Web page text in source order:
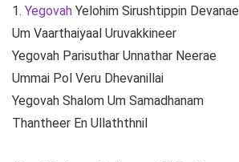
1. Yegovah Yelohim Sirushtippin Devanae
Um Vaarthaiyaal Uruvakkineer
Yegovah Parisuthar Unnathar Neerae
Ummai Pol Veru Dhevanillai
Yegovah Shalom Um Samadhanam
Thantheer En Ullaththnil